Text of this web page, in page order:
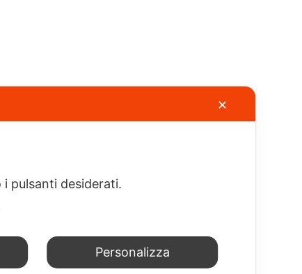
Informazioni
vendita
Area
Policy
✕
pulsanti desiderati.
Personalizza